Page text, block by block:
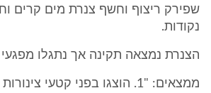
שפירק ריצוף וחשף צנרת מים קרים
נקודות.
הצנרת נמצאה תקינה אך נתגלו
ממצאים: "1. הוצגו בפני קטעי